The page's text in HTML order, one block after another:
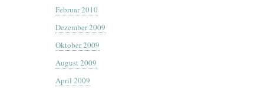
Februar 2010
Dezember 2009
Oktober 2009
August 2009
April 2009